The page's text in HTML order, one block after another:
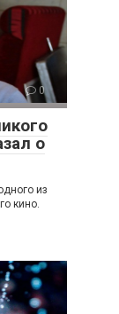
0
о
из
кино.